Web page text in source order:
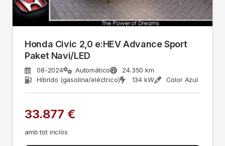
Honda Civic 2,0 e:HEV Advance Sport
Paket Navi/LED
08-2024 Automático
24.350 km
Híbrido (gasolina/eléctrico)
134 kW Color Azul
33.877 €
amb tot inclòs